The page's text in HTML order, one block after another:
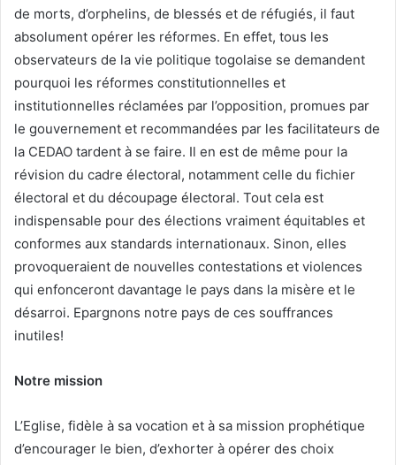
de morts, d’orphelins, de blessés et de réfugiés, il faut
absolument opérer les réformes. En effet, tous les
observateurs de la vie politique togolaise se demandent
pourquoi les réformes constitutionnelles et
institutionnelles réclamées par l’opposition, promues par
le gouvernement et recommandées par les facilitateurs de
la CEDAO tardent à se faire. Il en est de même pour la
révision du cadre électoral, notamment celle du fichier
électoral et du découpage électoral. Tout cela est
indispensable pour des élections vraiment équitables et
conformes aux standards internationaux. Sinon, elles
provoqueraient de nouvelles contestations et violences
qui enfonceront davantage le pays dans la misère et le
désarroi. Epargnons notre pays de ces souffrances
inutiles!
Notre mission
L’Eglise, fidèle à sa vocation et à sa mission prophétique
d’encourager le bien, d’exhorter à opérer des choix